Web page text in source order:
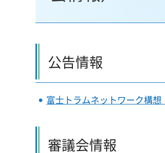
公告情報
富士トラムネットワーク構
審議会情報